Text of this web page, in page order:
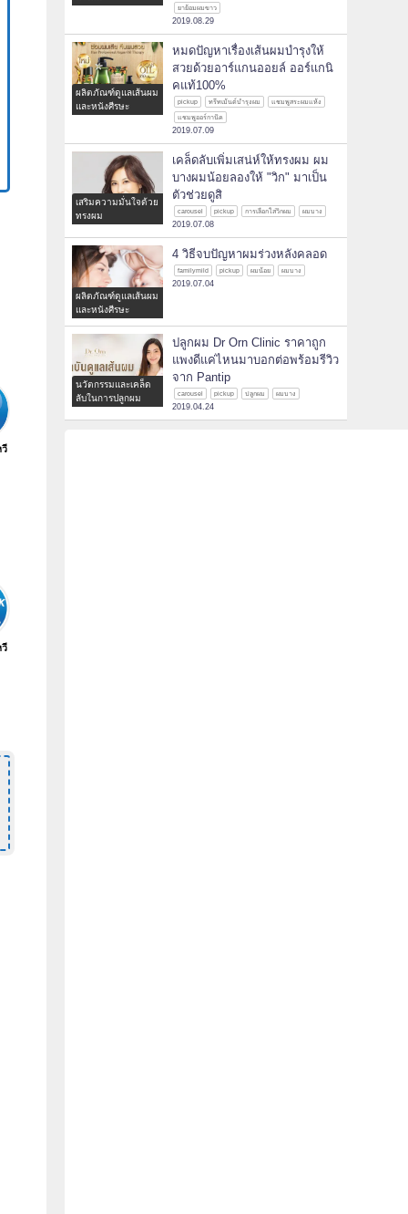
ยาย้อมผมขาว
2019.08.29
ผลิตภัณฑ์ดูแลเส้นผม
และหนังศีรษะ
หมดปัญหาเรื่องเส้นผมบำรุงให้
สวยด้วยอาร์แกนออยล์ ออร์แกนิ
คแท้100%
pickup ทรีทเม้นต์บำรุงผม
แชมพูสระผมแห้ง
แชมพูออร์กานิค
2019.07.09
เสริมความมั่นใจด้วย
ทรงผม
เคล็ดลับเพิ่มเสน่ห์ให้ทรงผม ผม
บางผมน้อยลองให้ "วิก" มาเป็น
ตัวช่วยดูสิ
carousel pickup การเลือกใส่วิกผม ผมบาง
2019.07.08
ผลิตภัณฑ์ดูแลเส้นผม
และหนังศีรษะ
4 วิธีจบปัญหาผมร่วงหลังคลอด
familymild pickup ผมน้อย ผมบาง
2019.07.04
นวัตกรรมและเคล็ด
ลับในการปลูกผม
ปลูกผม Dr Orn Clinic ราคาถูก
แพงดีแค่ไหนมาบอกต่อพร้อมรีวิว
จาก Pantip
carousel pickup ปลูกผม ผมบาง
2019.04.24